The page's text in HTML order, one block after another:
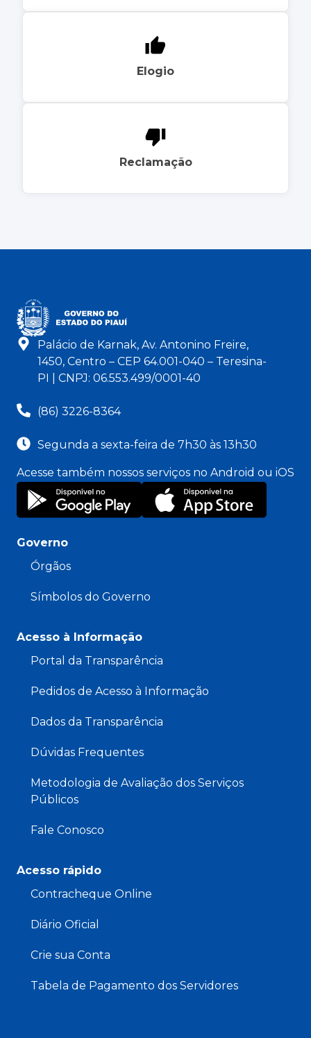
Elogio
Reclamação
Palácio de Karnak, Av. Antonino Freire,
1450, Centro – CEP 64.001-040 – Teresina-
PI | CNPJ: 06.553.499/0001-40
(86) 3226-8364
Segunda a sexta-feira de 7h30 às 13h30
Acesse também nossos serviços no Android ou iOS
Governo
Órgãos
Símbolos do Governo
Acesso à Informação
Portal da Transparência
Pedidos de Acesso à Informação
Dados da Transparência
Dúvidas Frequentes
Metodologia de Avaliação dos Serviços
Públicos
Fale Conosco
Acesso rápido
Contracheque Online
Diário Oficial
Crie sua Conta
Tabela de Pagamento dos Servidores